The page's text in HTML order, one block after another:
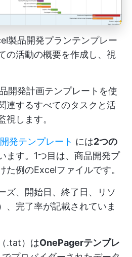
製品開発プランテンプレー
の活動の概要を作成し、視
開発計画テンプレートを使
連するすべてのタスクと活
視します。
開発テンプレート には2つの
ます。1つ目は、商品開発プ
た例のExcelファイルです。
ズ、開始日、終了日、リソ
、完了率が記載されていま
.tat）はOnePagerテンプレ